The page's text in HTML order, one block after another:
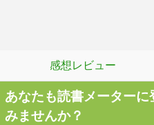
感想レビュー
あなたも読書メーター
みませんか？